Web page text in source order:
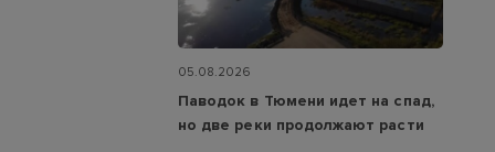
05.08.2026
Паводок в Тюмени идет на спад,
но две реки продолжают расти